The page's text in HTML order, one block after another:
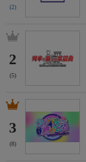
(2)
2
(5)
3
(8)